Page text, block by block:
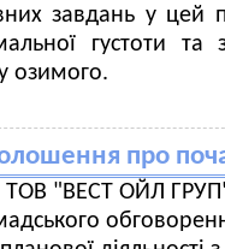
завдань у цей
густоти та
озимого.
про
ТОВ "ВЕСТ ОЙЛ